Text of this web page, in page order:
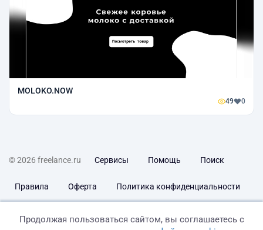
MOLOKO.NOW
49 0
© 2026 freelance.ru Сервисы Помощь Поиск
Правила Оферта Политика конфиденциальности
Продолжая пользоваться сайтом, вы соглашаетесь с